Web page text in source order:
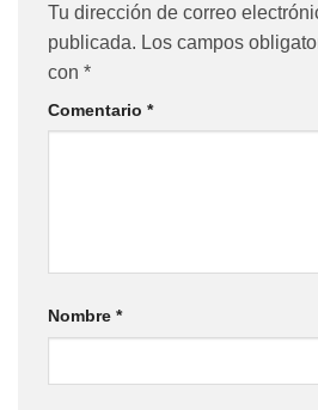
Tu dirección de correo
publicada. Los campos
con *
Comentario *
Nombre *